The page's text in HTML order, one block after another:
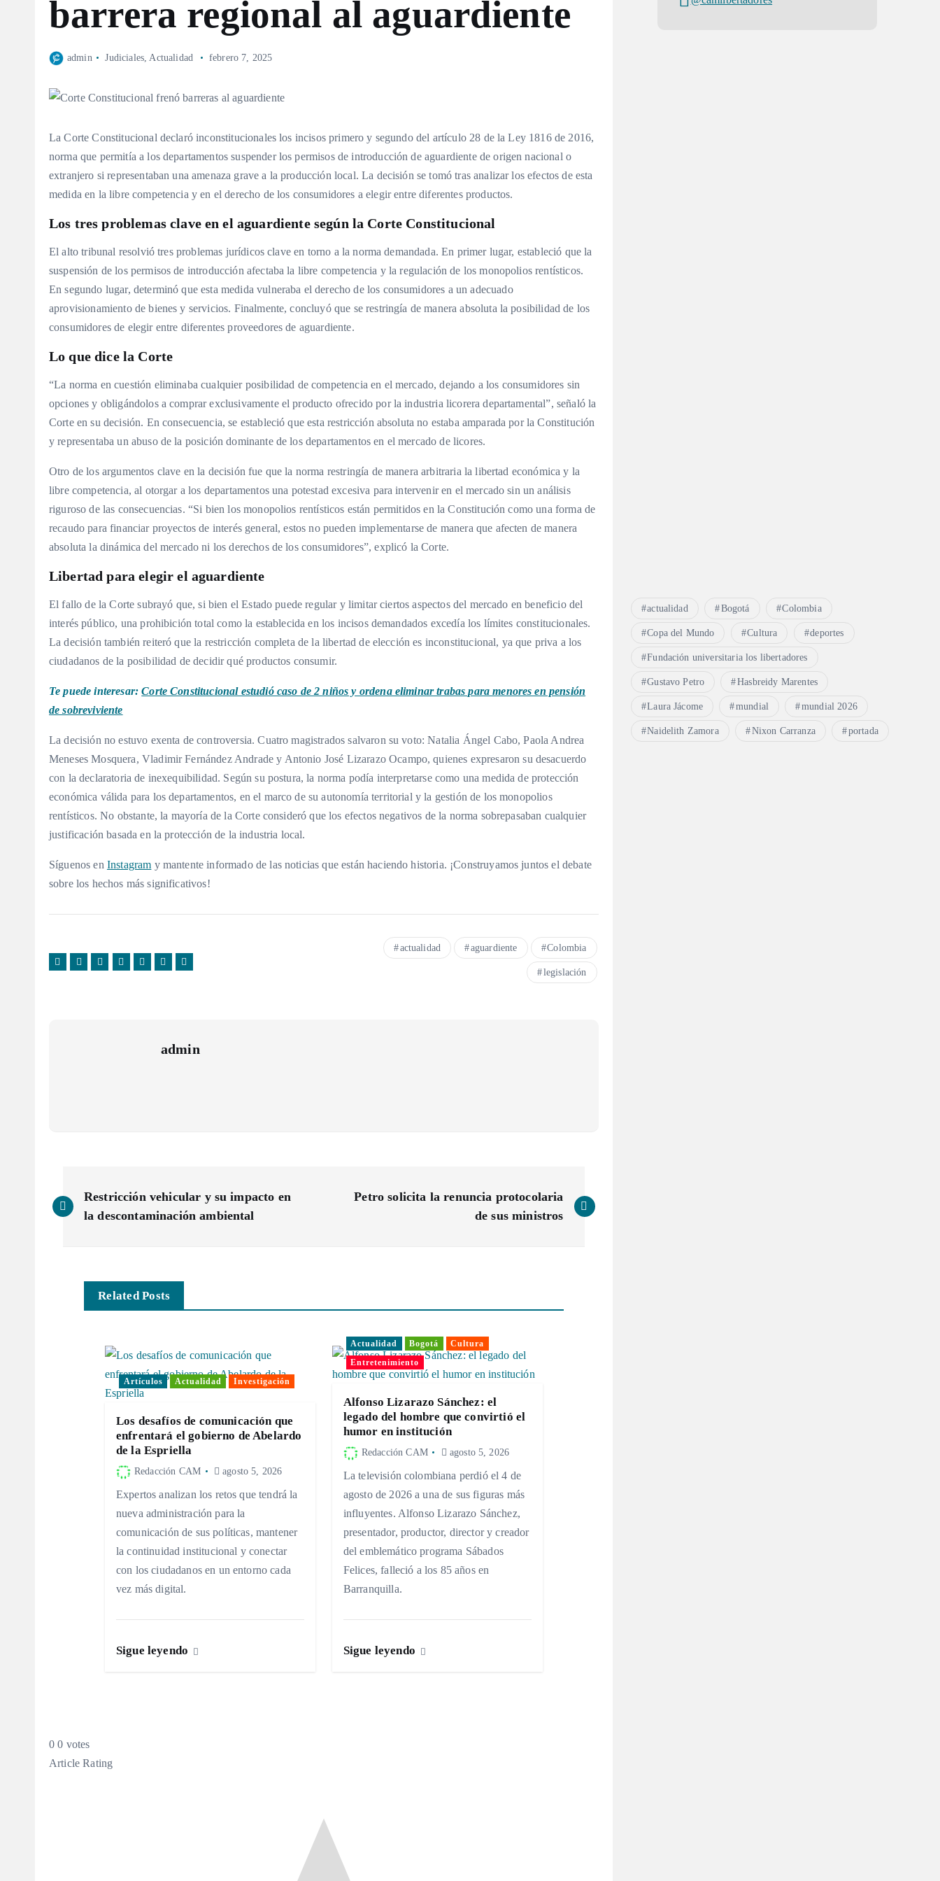
barrera regional al aguardiente
admin Judiciales,Actualidad febrero 7, 2025
La Corte Constitucional declaró inconstitucionales los incisos primero y segundo del artículo 28 de la Ley 1816 de 2016,
norma que permitía a los departamentos suspender los permisos de introducción de aguardiente de origen nacional o
extranjero si representaban una amenaza grave a la producción local. La decisión se tomó tras analizar los efectos de esta
medida en la libre competencia y en el derecho de los consumidores a elegir entre diferentes productos.
Los tres problemas clave en el aguardiente según la Corte Constitucional
El alto tribunal resolvió tres problemas jurídicos clave en torno a la norma demandada. En primer lugar, estableció que la
suspensión de los permisos de introducción afectaba la libre competencia y la regulación de los monopolios rentísticos.
En segundo lugar, determinó que esta medida vulneraba el derecho de los consumidores a un adecuado
aprovisionamiento de bienes y servicios. Finalmente, concluyó que se restringía de manera absoluta la posibilidad de los
consumidores de elegir entre diferentes proveedores de aguardiente.
Lo que dice la Corte
“La norma en cuestión eliminaba cualquier posibilidad de competencia en el mercado, dejando a los consumidores sin
opciones y obligándolos a comprar exclusivamente el producto ofrecido por la industria licorera departamental”, señaló la
Corte en su decisión. En consecuencia, se estableció que esta restricción absoluta no estaba amparada por la Constitución
y representaba un abuso de la posición dominante de los departamentos en el mercado de licores.
Otro de los argumentos clave en la decisión fue que la norma restringía de manera arbitraria la libertad económica y la
libre competencia, al otorgar a los departamentos una potestad excesiva para intervenir en el mercado sin un análisis
riguroso de las consecuencias. “Si bien los monopolios rentísticos están permitidos en la Constitución como una forma de
recaudo para financiar proyectos de interés general, estos no pueden implementarse de manera que afecten de manera
absoluta la dinámica del mercado ni los derechos de los consumidores”, explicó la Corte.
Libertad para elegir el aguardiente
El fallo de la Corte subrayó que, si bien el Estado puede regular y limitar ciertos aspectos del mercado en beneficio del
interés público, una prohibición total como la establecida en los incisos demandados excedía los límites constitucionales.
La decisión también reiteró que la restricción completa de la libertad de elección es inconstitucional, ya que priva a los
ciudadanos de la posibilidad de decidir qué productos consumir.
Te puede interesar:Corte Constitucional estudió caso de 2 niños y ordena eliminar trabas para menores en pensión
de sobreviviente
La decisión no estuvo exenta de controversia. Cuatro magistrados salvaron su voto: Natalia Ángel Cabo, Paola Andrea
Meneses Mosquera, Vladimir Fernández Andrade y Antonio José Lizarazo Ocampo, quienes expresaron su desacuerdo
con la declaratoria de inexequibilidad. Según su postura, la norma podía interpretarse como una medida de protección
económica válida para los departamentos, en el marco de su autonomía territorial y la gestión de los monopolios
rentísticos. No obstante, la mayoría de la Corte consideró que los efectos negativos de la norma sobrepasaban cualquier
justificación basada en la protección de la industria local.
Síguenos en Instagram y mantente informado de las noticias que están haciendo historia. ¡Construyamos juntos el debate
sobre los hechos más significativos!
actualidad aguardiente Colombia
legislación
admin
a
t
r
Restricción vehicular y su impacto en
la descontaminación ambiental
Petro solicita la renuncia protocolaria
de sus ministros
Related Posts
Artículos Actualidad Investigación
Los desafíos de comunicación que
enfrentará el gobierno de Abelardo
de la Espriella
Redacción CAM agosto 5, 2026
Expertos analizan los retos que tendrá la
nueva administración para la
comunicación de sus políticas, mantener
la continuidad institucional y conectar
con los ciudadanos en un entorno cada
vez más digital.
Sigue leyendo
Actualidad Bogotá
Cultura
Entretenimiento
Alfonso Lizarazo Sánchez: el
legado del hombre que convirtió el
humor en institución
Redacción CAM agosto 5, 2026
La televisión colombiana perdió el 4 de
agosto de 2026 a una de sus figuras más
influyentes. Alfonso Lizarazo Sánchez,
presentador, productor, director y creador
del emblemático programa Sábados
Felices, falleció a los 85 años en
Barranquilla.
Sigue leyendo
0 0 votes
Article Rating
actualidad Bogotá Colombia
Copa del Mundo Cultura deportes
Fundación universitaria los libertadores
Gustavo Petro Hasbreidy Marentes
Laura Jácome mundial mundial 2026
Naidelith Zamora Nixon Carranza portada